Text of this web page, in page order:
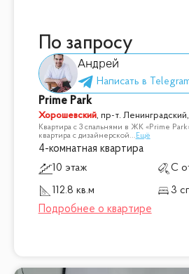
По запросу
Андрей
Prime Park
Хорошевский, пр-т.
Квартира с 3 спальнями в ЖК «Prime
квартира с дизайнерской... Ещё
4-комнатная квартира
10 этаж
С
112.8 кв.м
3